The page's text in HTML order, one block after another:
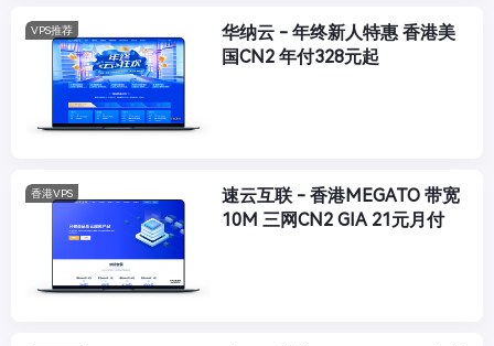
VPS推荐
华纳云 - 年终新人特惠 香港美
国CN2 年付328元起
香港VPS
速云互联 - 香港MEGATO 带宽
10M 三网CN2 GIA 21元月付